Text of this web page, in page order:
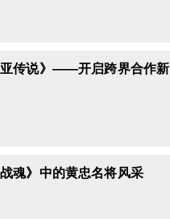
亚传说》——开启跨界合作新
魂》中的黄忠名将风采